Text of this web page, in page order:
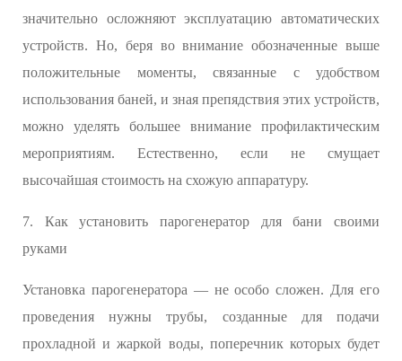
значительно осложняют эксплуатацию автоматических
устройств. Но, беря во внимание обозначенные выше
положительные моменты, связанные с удобством
использования баней, и зная препядствия этих устройств,
можно уделять большее внимание профилактическим
мероприятиям. Естественно, если не смущает
высочайшая стоимость на схожую аппаратуру.
7. Как установить парогенератор для бани своими
руками
Установка парогенератора — не особо сложен. Для его
проведения нужны трубы, созданные для подачи
прохладной и жаркой воды, поперечник которых будет